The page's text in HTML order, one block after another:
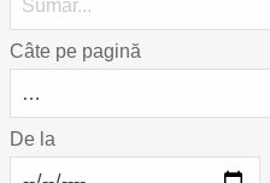
Câte pe pagină
De la